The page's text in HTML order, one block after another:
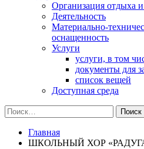
Организация отдыха
Деятельность
Материально-
оснащенность
Услуги
услуги, в том
документы для
список вещей
Доступная среда
Найти:
Главная
ШКОЛЬНЫЙ ХОР